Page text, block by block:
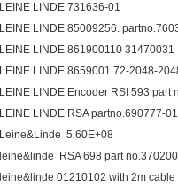
LEINE LINDE 731636-01
LEINE LINDE 85009256.
LEINE LINDE 861900110 31470031
LEINE LINDE 8659001 72-2048-
LEINE LINDE Encoder RSI 593
LEINE LINDE RSA partno.690777-
Leine&Linde 5.60E+08
leine&linde RSA 698 part
leine&linde 01210102 with 2m cable